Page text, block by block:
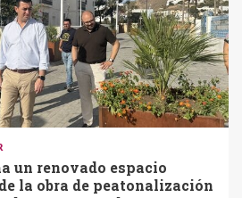
un renovado espacio
la obra de peatonalización